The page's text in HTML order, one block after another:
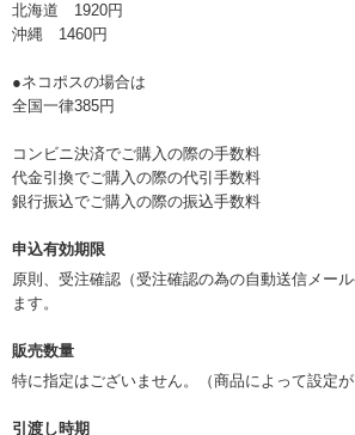
北海道 1920円
沖縄 1460円
●ネコポスの場合は
全国一律385円
コンビニ決済でご購入の際の手数料
代金引換でご購入の際の代引手数料
銀行振込でご購入の際の振込手数料
申込有効期限
原則、受注確認（受注確認の為の自動送信メー
ます。
販売数量
特に指定はございません。（商品によって設定
引渡し時期